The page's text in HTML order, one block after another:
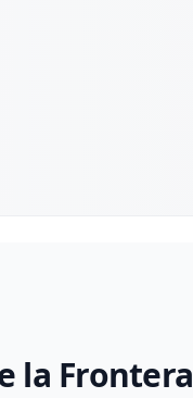
la Frontera